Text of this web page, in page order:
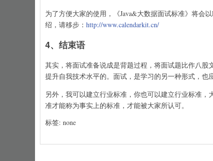
为了方便大家的使用，《Java&大数据面试标准》将会
绍，请移步： http://www.calendarkit.cn/
4、结束语
其实，将面试准备说成是背题过程，将面试题比作八
提升自我技术水平的。面试，是学习的另一种形式，也
另外，我可以建立行业标准，你也可以建立行业标准
准才能称为事实上的标准，才能被大家所认可。
标签: none